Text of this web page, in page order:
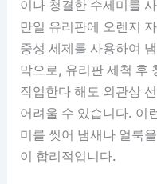
이나 청결한 수세미를
만일 유리판에 오렌지
중성 세제를 사용하여
막으로, 유리판 세척 후
작업한다 해도 외관상
어려울 수 있습니다. 이
미를 씻어 냄새나 얼룩
이 합리적입니다.